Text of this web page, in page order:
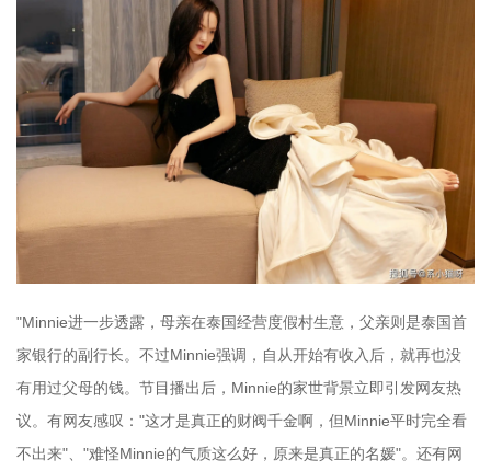
"Minnie进一步透露，母亲在泰国经营度假村生意，父亲则是泰国首
家银行的副行长。不过Minnie强调，自从开始有收入后，就再也没
有用过父母的钱。节目播出后，Minnie的家世背景立即引发网友热
议。有网友感叹："这才是真正的财阀千金啊，但Minnie平时完全看
不出来"、"难怪Minnie的气质这么好，原来是真正的名媛"。还有网